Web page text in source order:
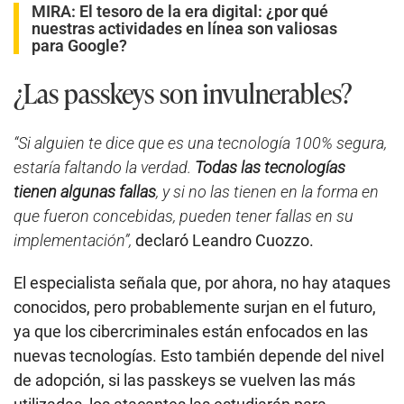
MIRA: El tesoro de la era digital: ¿por qué
nuestras actividades en línea son valiosas
para Google?
¿Las passkeys son invulnerables?
“Si alguien te dice que es una tecnología 100% segura,
estaría faltando la verdad. Todas las tecnologías
tienen algunas fallas, y si no las tienen en la forma en
que fueron concebidas, pueden tener fallas en su
implementación”, declaró Leandro Cuozzo.
El especialista señala que, por ahora, no hay ataques
conocidos, pero probablemente surjan en el futuro,
ya que los cibercriminales están enfocados en las
nuevas tecnologías. Esto también depende del nivel
de adopción, si las passkeys se vuelven las más